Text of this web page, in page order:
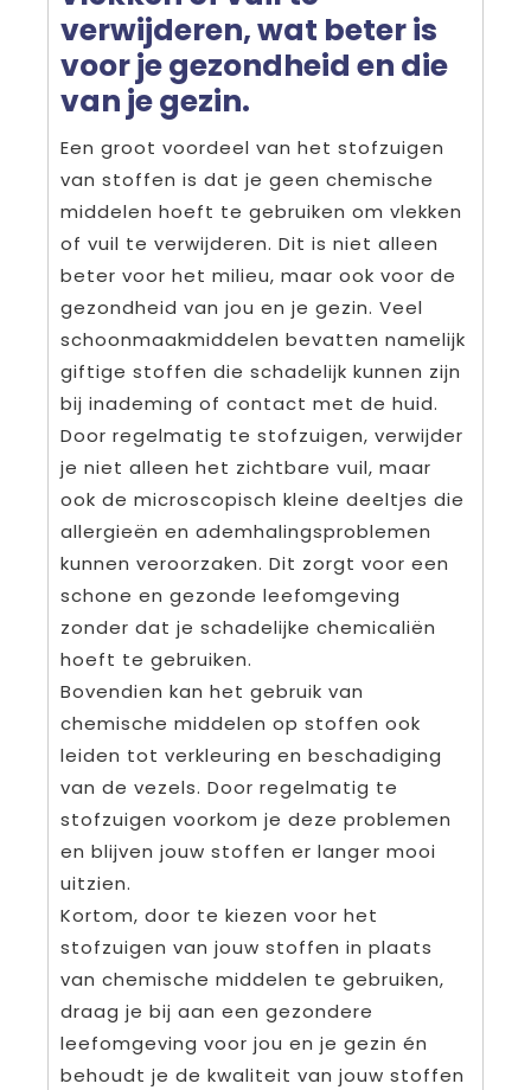
verwijderen, wat beter is
voor je gezondheid en die
van je gezin.
Een groot voordeel van het stofzuigen
van stoffen is dat je geen chemische
middelen hoeft te gebruiken om vlekken
of vuil te verwijderen. Dit is niet alleen
beter voor het milieu, maar ook voor de
gezondheid van jou en je gezin. Veel
schoonmaakmiddelen bevatten namelijk
giftige stoffen die schadelijk kunnen zijn
bij inademing of contact met de huid.
Door regelmatig te stofzuigen, verwijder
je niet alleen het zichtbare vuil, maar
ook de microscopisch kleine deeltjes die
allergieën en ademhalingsproblemen
kunnen veroorzaken. Dit zorgt voor een
schone en gezonde leefomgeving
zonder dat je schadelijke chemicaliën
hoeft te gebruiken.
Bovendien kan het gebruik van
chemische middelen op stoffen ook
leiden tot verkleuring en beschadiging
van de vezels. Door regelmatig te
stofzuigen voorkom je deze problemen
en blijven jouw stoffen er langer mooi
uitzien.
Kortom, door te kiezen voor het
stofzuigen van jouw stoffen in plaats
van chemische middelen te gebruiken,
draag je bij aan een gezondere
leefomgeving voor jou en je gezin én
behoudt je de kwaliteit van jouw stoffen